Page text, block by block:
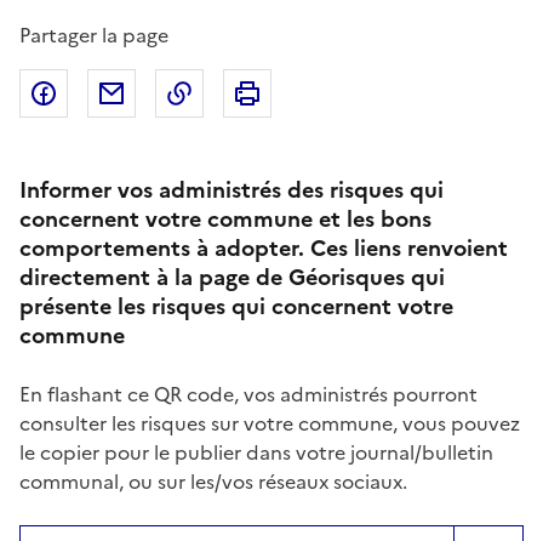
Partager la page
Partager sur Facebook
Partager par emailCopier dans le presse-papier
Informer vos administrés des risques qui
concernent votre commune et les bons
comportements à adopter. Ces liens renvoient
directement à la page de Géorisques qui
présente les risques qui concernent votre
commune
En flashant ce QR code, vos administrés pourront
consulter les risques sur votre commune, vous pouvez
le copier pour le publier dans votre journal/bulletin
communal, ou sur les/vos réseaux sociaux.